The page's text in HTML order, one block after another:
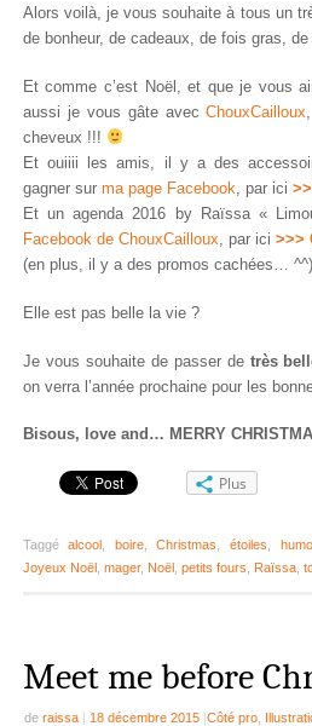
Alors voilà, je vous souhaite à tous un
de bonheur, de cadeaux, de fois gras,
Et comme c’est Noël, et que je vous
aussi je vous gâte avecChouxCailloux
cheveux !!!
Et ouiiii les amis, il y a des
gagner sur ma page Facebook , par ici
Et un agenda 2016 by Raïssa «
Facebook de ChouxCailloux , par ici >>>
(en plus, il y a des promos cachées… ^^)
Elle est pas belle la vie ?
Je vous souhaite de passer de très
on verra l’année prochaine pour les
Bisous, love and… MERRY
Plus
Taggéalcool boire,Christmas ,étoiles
Joyeux Noël, mager, Noël, petits fours Raïssa,
Meet me before
de raissa | 18 décembre 2015 |Côté pro,